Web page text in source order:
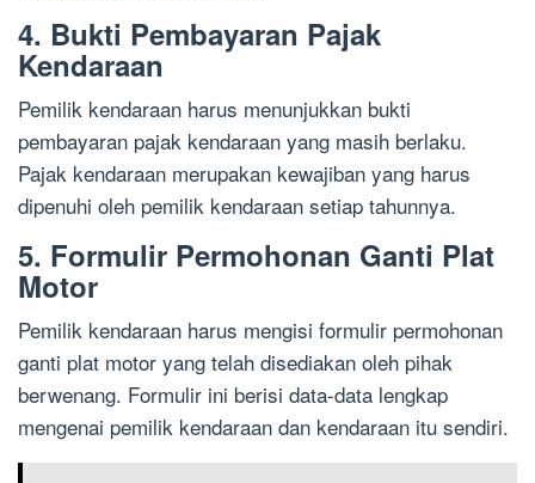
4. Bukti Pembayaran Pajak
Kendaraan
Pemilik kendaraan harus menunjukkan bukti
pembayaran pajak kendaraan yang masih berlaku.
Pajak kendaraan merupakan kewajiban yang harus
dipenuhi oleh pemilik kendaraan setiap tahunnya.
5. Formulir Permohonan Ganti Plat
Motor
Pemilik kendaraan harus mengisi formulir permohonan
ganti plat motor yang telah disediakan oleh pihak
berwenang. Formulir ini berisi data-data lengkap
mengenai pemilik kendaraan dan kendaraan itu sendiri.